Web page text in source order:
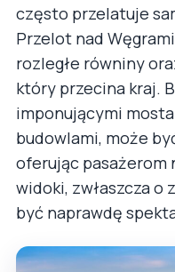
często przelatuje
Przelot nad
rozległe równiny
który przecina kraj.
imponującymi
budowlami, może
oferując pasażerom
widoki, zwłaszcza o
być naprawdę